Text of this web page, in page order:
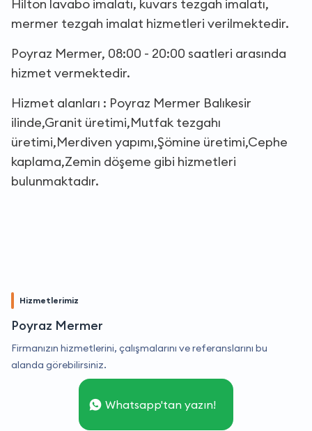
Hilton lavabo imalatı, kuvars tezgah imalatı,
mermer tezgah imalat hizmetleri verilmektedir.
Poyraz Mermer, 08:00 - 20:00 saatleri arasında
hizmet vermektedir.
Hizmet alanları : Poyraz Mermer Balıkesir
ilinde,Granit üretimi,Mutfak tezgahı
üretimi,Merdiven yapımı,Şömine üretimi,Cephe
kaplama,Zemin döşeme gibi hizmetleri
bulunmaktadır.
Hizmetlerimiz
Poyraz Mermer
Firmanızın hizmetlerini, çalışmalarını ve referanslarını bu
alanda görebilirsiniz.
Whatsapp'tan yazın!